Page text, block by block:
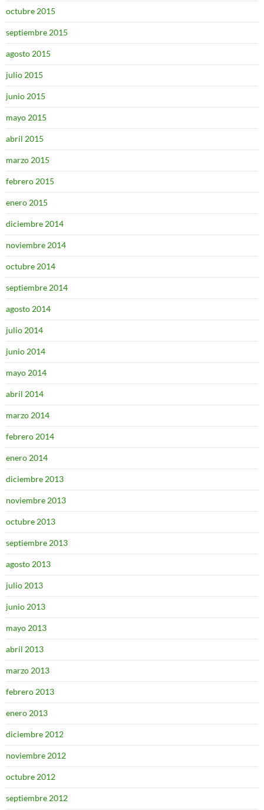
octubre 2015
septiembre 2015
agosto 2015
julio 2015
junio 2015
mayo 2015
abril 2015
marzo 2015
febrero 2015
enero 2015
diciembre 2014
noviembre 2014
octubre 2014
septiembre 2014
agosto 2014
julio 2014
junio 2014
mayo 2014
abril 2014
marzo 2014
febrero 2014
enero 2014
diciembre 2013
noviembre 2013
octubre 2013
septiembre 2013
agosto 2013
julio 2013
junio 2013
mayo 2013
abril 2013
marzo 2013
febrero 2013
enero 2013
diciembre 2012
noviembre 2012
octubre 2012
septiembre 2012